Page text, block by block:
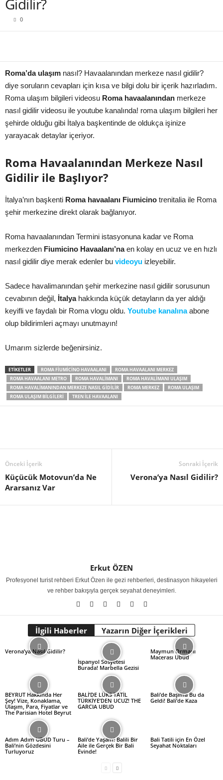
Gidilir?
0
Roma’da ulaşım nasıl? Havaalanından merkeze nasıl gidilir?
diye soruların cevapları için kısa ve bilgi dolu bir içerik hazırladım.
Roma ulaşım bilgileri videosu Roma havaalanından merkeze
nasıl gidilir videosu ile youtube kanalında! roma ulaşım bilgileri her
şehirde olduğu gibi İtalya başkentinde de oldukça işinize
yarayacak detaylar içeriyor.
Roma Havaalanından Merkeze Nasıl
Gidilir ile Başlıyor?
İtalya’nın başkenti Roma havaalanı Fiumicino trenitalia ile Roma
şehir merkezine direkt olarak bağlanıyor.
Roma havaalanından Termini istasyonuna kadar ve Roma
merkezden Fiumicino Havaalanı’naen kolay en ucuz ve en hızlı
nasıl gidilir diye merak edenler bu videoyu izleyebilir.
Sadece havalimanından şehir merkezine nasıl gidilir sorusunun
cevabının değil, İtalyahakkında küçük detayların da yer aldığı
keyifli ve faydalı bir Roma vlogu oldu. Youtube kanalınaabone
olup bildirimleri açmayı unutmayın!
Umarım sizlerde beğenirsiniz.
ETIKETLER ROMA FIUMICINO HAVAALANI
ROMA HAVAALANI MERKEZ
ROMA HAVAALANI METRO
ROMA HAVALIMANI
ROMA HAVALIMANI ULAŞIM
ROMA HAVALIMANINDAN MERKEZE NASIL GIDILIR
ROMA MERKEZ
ROMA ULAŞIM
ROMA ULAŞIM BILGILERI
TREN ILE HAVAALANI
Önceki İçerik
Küçücük Motovun’da Ne
Ararsanız Var
Sonraki İçerik
Verona’ya Nasıl Gidilir?
Erkut ÖZEN
Profesyonel turist rehberi Erkut Özen ile gezi rehberleri, destinasyon hikayeleri
ve rehber bakışıyla gerçek seyahat deneyimleri.
İlgili Haberler Yazarın Diğer İçerikleri
Verona’ya Nasıl Gidilir?
İspanyol Sosyetesi
Burada! Marbella Gezisi
Maymun Ormanı
Macerası Ubud
BEYRUT Hakkında Her
Şey! Vize, Konaklama,
Ulaşım, Para, Fiyatlar ve
The Parisian Hotel Beyrut
BALİ’DE LÜKS TATİL
TÜRKİYE’DEN UCUZ! THE
GARCIA UBUD
Bali’de Başıma Bu da
Geldi! Bali’de Kaza
Adım Adım UBUD Turu –
Bali’nin Gözdesini
Turluyoruz
Bali’de Yaşam! Balili Bir
Aile ile Gerçek Bir Bali
Evinde!
Bali Tatili için En Özel
Seyahat Noktaları